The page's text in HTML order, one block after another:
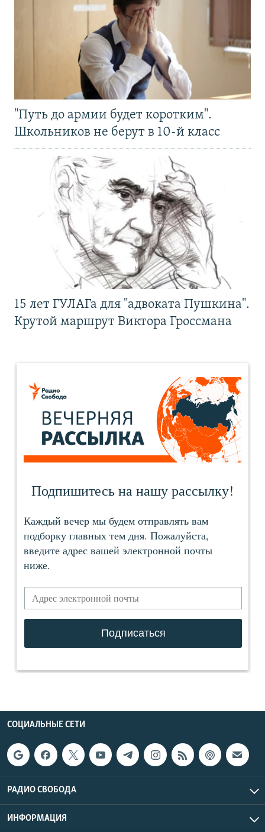
"Путь до армии будет коротким".
Школьников не берут в 10-й класс
15 лет ГУЛАГа для "адвоката Пушкина".
Крутой маршрут Виктора Гроссмана
СОЦИАЛЬНЫЕ СЕТИ
РАДИО СВОБОДА
ИНФОРМАЦИЯ